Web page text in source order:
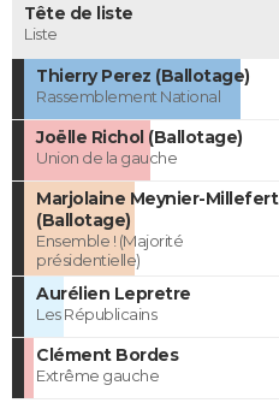
Tête de liste
Liste
Thierry Perez (Ballotage)
Rassemblement National
Joëlle Richol (Ballotage)
Union de la gauche
Marjolaine Meynier-Millefert
(Ballotage)
Ensemble ! (Majorité
présidentielle)
Aurélien Lepretre
Les Républicains
Clément Bordes
Extrême gauche